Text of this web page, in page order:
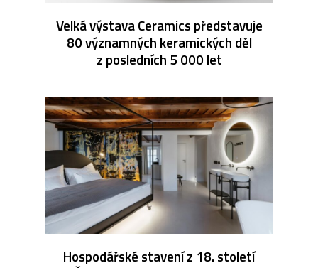
Velká výstava Ceramics představuje
80 významných keramických děl
z posledních 5 000 let
Hospodářské stavení z 18. století